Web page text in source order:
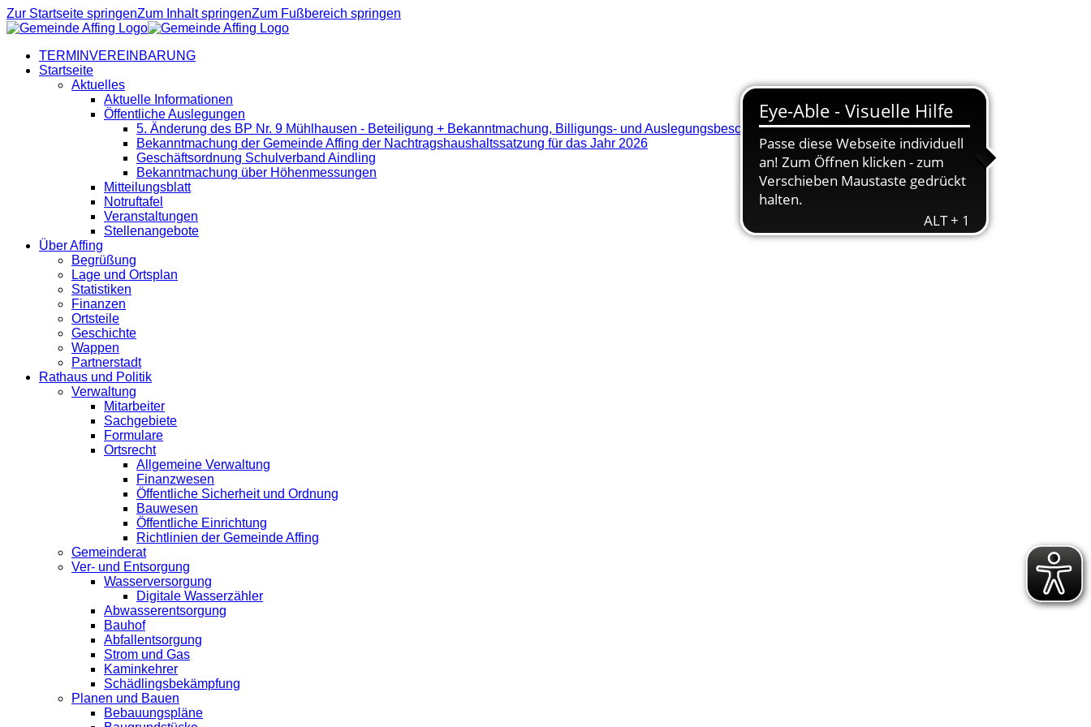
Zur Startseite springenZum Inhalt springenZum Fußbereich springen
TERMINVEREINBARUNG
Startseite
Aktuelles
Aktuelle Informationen
Öffentliche Auslegungen
5. Änderung des BP Nr. 9 Mühlhausen - Beteiligung + Bekanntmachung, Billigungs- und Auslegungsbeschluss
Bekanntmachung der Gemeinde Affing der Nachtragshaushaltssatzung für das Jahr 2026
Geschäftsordnung Schulverband Aindling
Bekanntmachung über Höhenmessungen
Mitteilungsblatt
Notruftafel
Veranstaltungen
Stellenangebote
Über Affing
Begrüßung
Lage und Ortsplan
Statistiken
Finanzen
Ortsteile
Geschichte
Wappen
Partnerstadt
Rathaus und Politik
Verwaltung
Mitarbeiter
Sachgebiete
Formulare
Ortsrecht
Allgemeine Verwaltung
Finanzwesen
Öffentliche Sicherheit und Ordnung
Bauwesen
Öffentliche Einrichtung
Richtlinien der Gemeinde Affing
Gemeinderat
Ver- und Entsorgung
Wasserversorgung
Digitale Wasserzähler
Abwasserentsorgung
Bauhof
Abfallentsorgung
Strom und Gas
Kaminkehrer
Schädlingsbekämpfung
Planen und Bauen
Bebauungspläne